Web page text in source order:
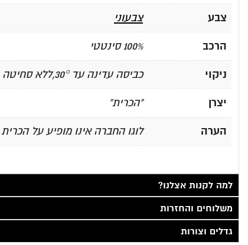
צבע צבעוני
הרכב 100% סינטטי
ניקוי כביסה עדינה עד 30°,ללא סחיטה
יצרן "הכרית"
הערה לוגו החברה אינו מופיע על הכרית
למה לקנות אצלנו?
משלוחים והחזרות
גדלים וצורות